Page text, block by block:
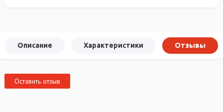
Описание Характеристики Отзывы
Оставить отзыв